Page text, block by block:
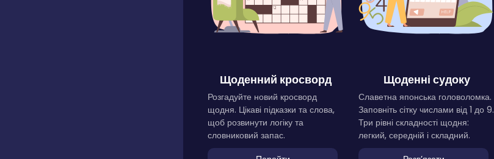
Щоденний кросворд
Розгадуйте новий кросворд
щодня. Цікаві підказки та слова,
щоб розвинути логіку та
словниковий запас.
Щоденні судоку
Славетна японська головоломка.
Заповніть сітку числами від 1 до 9.
Три рівні складності щодня:
легкий, середній і складний.